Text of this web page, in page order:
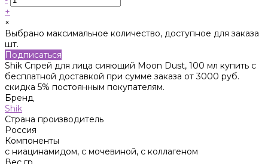
+
×
Выбрано максимальное количество, доступное для заказа
шт.
Подписаться
Shik Спрей для лица сияющий Moon Dust, 100 мл купить с
бесплатной доставкой при сумме заказа от 3000 руб.
скидка 5% постоянным покупателям.
Бренд
Shik
Страна производитель
Россия
Компоненты
с ниацинамидом, с мочевиной, с коллагеном